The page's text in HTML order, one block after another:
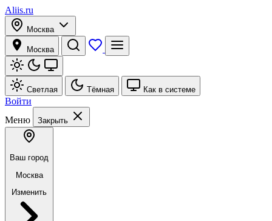
Aliis.ru
Москва
Москва
Светлая Тёмная Как в системе
Войти
Меню
Закрыть
Ваш город
Москва
Изменить